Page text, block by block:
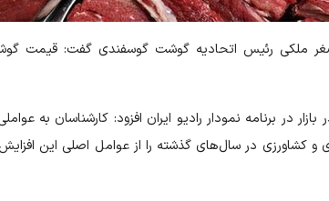
ملکی رئیس اتحادیه گوشت گوسفندی گفت: قیمت گوشت
در برنامه نمودار رادیو ایران افزود: کارشناسان به
و کشاورزی در سال‌های گذشته را از عوامل اصلی این